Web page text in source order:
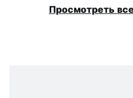
Просмотреть